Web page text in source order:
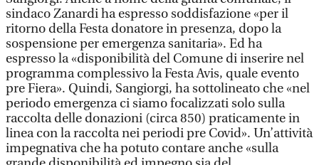
sindaco Zanardi ha espresso soddisfazione «per il
ritorno della Festa donatore in presenza, dopo la
sospensione per emergenza sanitaria». Ed ha
espresso la «disponibilità del Comune di inserire nel
programma complessivo la Festa Avis, quale evento
pre Fiera». Quindi, Sangiorgi, ha sottolineato che «nel
periodo emergenza ci siamo focalizzati solo sulla
raccolta delle donazioni (circa 850) praticamente in
linea con la raccolta nei periodi pre Covid». Un’attività
impegnativa che ha potuto contare anche «sulla